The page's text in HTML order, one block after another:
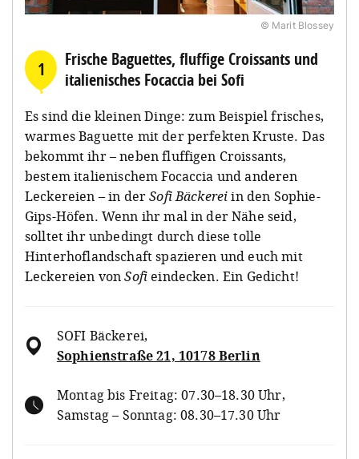
© Marit Blossey
1
Frische Baguettes, fluffige Croissants und
italienisches Focaccia bei Sofi
Es sind die kleinen Dinge: zum Beispiel frisches,
warmes Baguette mit der perfekten Kruste. Das
bekommt ihr – neben fluffigen Croissants,
bestem italienischem Focaccia und anderen
Leckereien – in derSofi Bäckereiin den Sophie-
Gips-Höfen. Wenn ihr mal in der Nähe seid,
solltet ihr unbedingt durch diese tolle
Hinterhoflandschaft spazieren und euch mit
Leckereien vonSofi eindecken. Ein Gedicht!
SOFI Bäckerei,
Sophienstraße 21, 10178 Berlin
Montag bis Freitag: 07.30–18.30 Uhr,
Samstag – Sonntag: 08.30–17.30 Uhr